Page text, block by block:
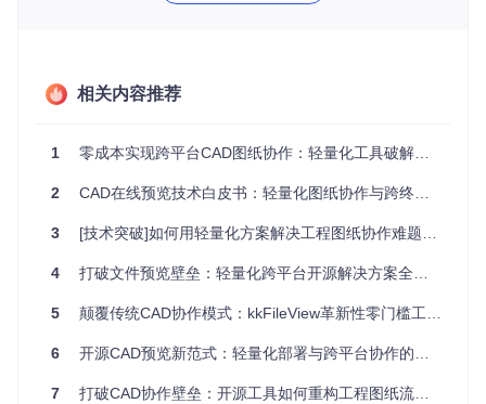
B以上的图纸文件，导致技术文件传递仍依赖U盘物理拷贝。
件或FTP反复传输，某能源工程公司的项目管理数据显示，跨
部门图纸审批流程平均耗时3.2天，其中80%的时间消耗在文
件传输和版本确认环节。
图1：CAD图纸的图片预览模式展示了工程图纸的基本结构，
技术突破：双模式渲染架构的技术方案解构
kkFileView的核心创新在于实现了"按需渲染"的分布式架构，
Web呈现三个独立环节，每个环节可根据文件类型和网络条件
相关内容推荐
1 零成本实现跨平台CAD图纸协作：轻量化工具破解工程团队协作难题
2 CAD在线预览技术白皮书：轻量化图纸协作与跨终端工程文件查看解决方案
3 [技术突破]如何用轻量化方案解决工程图纸协作难题：kkFileView的云协作架构解析
4 打破文件预览壁垒：轻量化跨平台开源解决方案全解析
5 颠覆传统CAD协作模式：kkFileView革新性零门槛工程图纸在线预览解决方案
6 开源CAD预览新范式：轻量化部署与跨平台协作的技术突破
7 打破CAD协作壁垒：开源工具如何重构工程图纸流通方式